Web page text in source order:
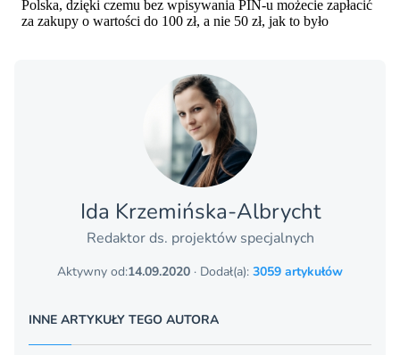
Ida Krzemińska-Albrycht
Redaktor ds. projektów specjalnych
Aktywny od:14.09.2020 · Dodał(a): 3059 artykułów
INNE ARTYKUŁY TEGO AUTORA